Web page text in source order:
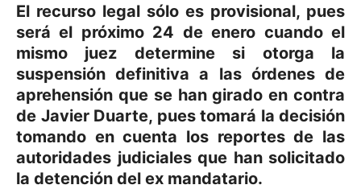
El recurso legal sólo es provisional, pues
será el próximo 24 de enero cuando el
mismo juez determine si otorga la
suspensión definitiva a las órdenes de
aprehensión que se han girado en contra
de Javier Duarte, pues tomará la decisión
tomando en cuenta los reportes de las
autoridades judiciales que han solicitado
la detención del ex mandatario.